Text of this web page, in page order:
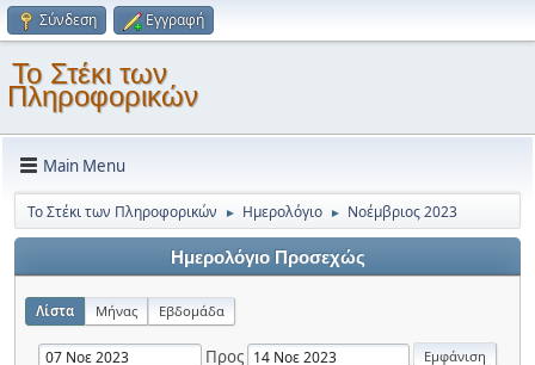
Σύνδεση Εγγραφή
Το Στέκι των
Πληροφορικών
Main Menu
Το Στέκι των Πληροφορικών ► Ημερολόγιο ► Νοέμβριος 2023
Ημερολόγιο Προσεχώς
Λίστα Μήνας Εβδομάδα
Προς